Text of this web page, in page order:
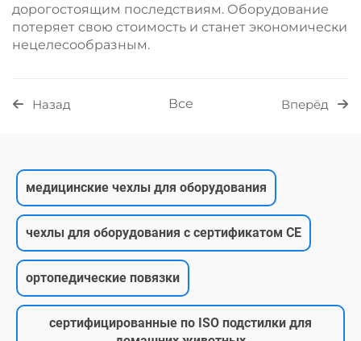
дорогостоящим последствиям. Оборудование
потеряет свою стоимость и станет экономически
нецелесообразным.
Назад Все Вперёд
медицинские чехлы для оборудования
чехлы для оборудования с сертификатом CE
ортопедические повязки
сертифицированные по ISO подстилки для